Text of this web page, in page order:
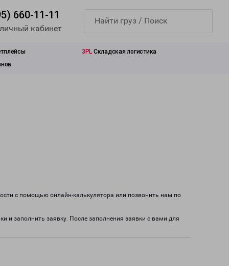
660-11-11
кабинет
3PL Складская логистика
с помощью онлайн-калькулятора или позвонить нам по
и заполнить заявку. После заполнения заявки с вами для